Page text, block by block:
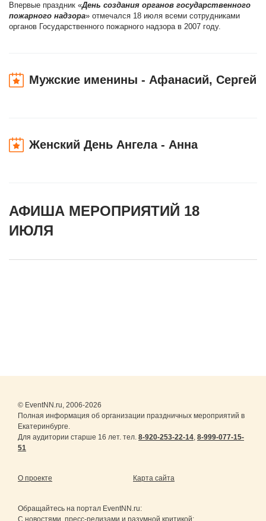
Впервые праздник «День создания органов государственного
пожарного надзора» отмечался 18 июля всеми сотрудниками
органов Государственного пожарного надзора в 2007 году.
Мужские именины - Афанасий, Сергей
Женский День Ангела - Анна
АФИША МЕРОПРИЯТИЙ 18
ИЮЛЯ
© EventNN.ru, 2006-2026
Полная информация об организации праздничных мероприятий в
Екатеринбурге.
Для аудитории старше 16 лет. тел. 8-920-253-22-14, 8-999-077-15-
51
О проекте Карта сайта
Обращайтесь на портал EventNN.ru:
С новостями, пресс-релизами и разумной критикой: